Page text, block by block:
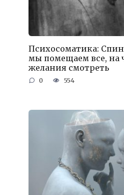
Психосоматика:
мы помещаем все, на
желания смотреть
0 554